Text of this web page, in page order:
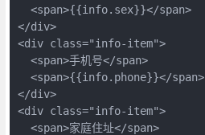
  <span>{{info.sex}}</span>
</div>
<div class="info-item">
  <span>手机号</span>
  <span>{{info.phone}}</span>
</div>
<div class="info-item">
  <span>家庭住址</span>